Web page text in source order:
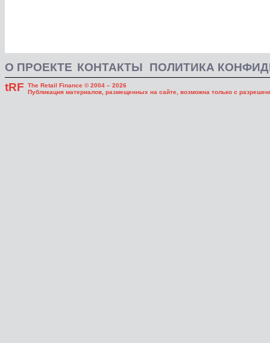
О ПРОЕКТЕ КОНТАКТЫ ПОЛИТИКА
The Retail Finance © 2004 – 2026
Публикация материалов, размещенных на сайте, возможна только с
tRF